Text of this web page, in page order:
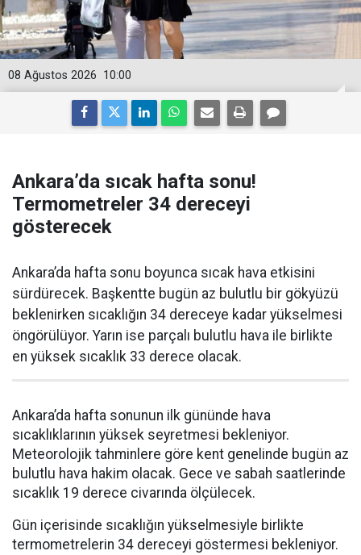
10:00
08 Ağustos 2026
Ankara’da sıcak hafta sonu!
Termometreler 34 dereceyi
gösterecek
Ankara’da hafta sonu boyunca sıcak hava etkisini
sürdürecek. Başkentte bugün az bulutlu bir gökyüzü
beklenirken sıcaklığın 34 dereceye kadar yükselmesi
öngörülüyor. Yarın ise parçalı bulutlu hava ile birlikte
en yüksek sıcaklık 33 derece olacak.
Ankara’da hafta sonunun ilk gününde hava
sıcaklıklarının yüksek seyretmesi bekleniyor.
Meteorolojik tahminlere göre kent genelinde bugün az
bulutlu hava hakim olacak. Gece ve sabah saatlerinde
sıcaklık 19 derece civarında ölçülecek.
Gün içerisinde sıcaklığın yükselmesiyle birlikte
termometrelerin 34 dereceyi göstermesi bekleniyor.